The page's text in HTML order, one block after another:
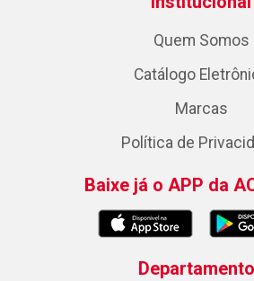
Quem Somos
Catálogo
Marcas
Política de
Baixe já o APP da